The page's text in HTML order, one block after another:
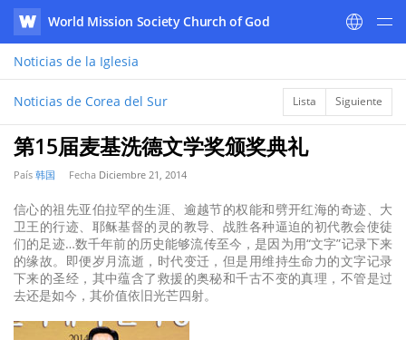
WATV
World Mission Society Church of God
Noticias de la Iglesia
Noticias de Corea del Sur Lista Siguiente
第15届麦基洗德文学奖颁奖典礼
País 韩国 Fecha Diciembre 21, 2014
信心的祖先亚伯拉罕的生涯、逾越节的权能和劈开红海的奇迹、大
卫王的行迹、耶稣基督的灵的教导、战胜各种逼迫的初代教会使徒
们的足迹…数千年前的历史能够流传至今，是因为用“文字”记录下来
的缘故。即便岁月流逝，时代变迁，但是用维持生命力的文字记录
下来的圣经，其中蕴含了救援的奥秘和千古不变的真理，不管是过
去还是如今，其价值依旧光芒四射。